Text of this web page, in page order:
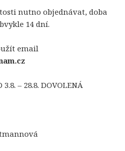
nutno objednávat, doba
14 dní.
email
3.8. – 28.8. DOVOLENÁ